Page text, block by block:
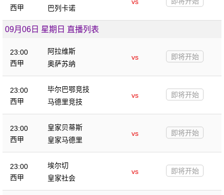
西甲
巴列卡诺
09月06日 星期日 直播列表
23:00
西甲
阿拉维斯
vs
奥萨苏纳
即将开始
23:00
西甲
毕尔巴鄂竞技
vs
马德里竞技
即将开始
23:00
西甲
皇家贝蒂斯
vs
皇家马德里
即将开始
23:00
西甲
埃尔切
vs
皇家社会
即将开始